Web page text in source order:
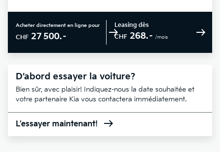
Acheter directement en ligne pour
CHF 27 500.–
Leasing dès
CHF 268.– /mois
D’abord essayer la voiture?
Bien sûr, avec plaisir! Indiquez-nous la date souhaitée et
votre partenaire Kia vous contactera immédiatement.
L’essayer maintenant!